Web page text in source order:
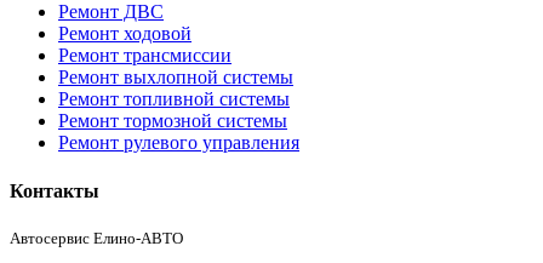
Ремонт ДВС
Ремонт ходовой
Ремонт трансмиссии
Ремонт выхлопной системы
Ремонт топливной системы
Ремонт тормозной системы
Ремонт рулевого управления
Контакты
Автосервис Елино-АВТО